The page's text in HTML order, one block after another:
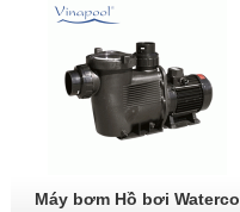
Máy bơm Hồ bơi Waterco